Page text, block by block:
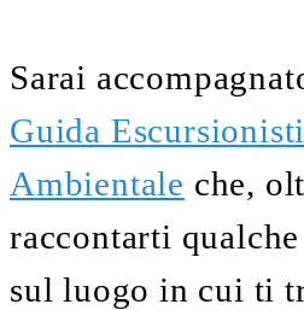
Sarai
Guida
Ambientale che,
raccontarti
sul luogo in cui ti